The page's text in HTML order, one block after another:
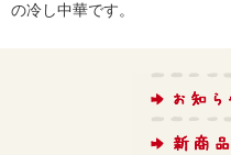
の冷し中華です。